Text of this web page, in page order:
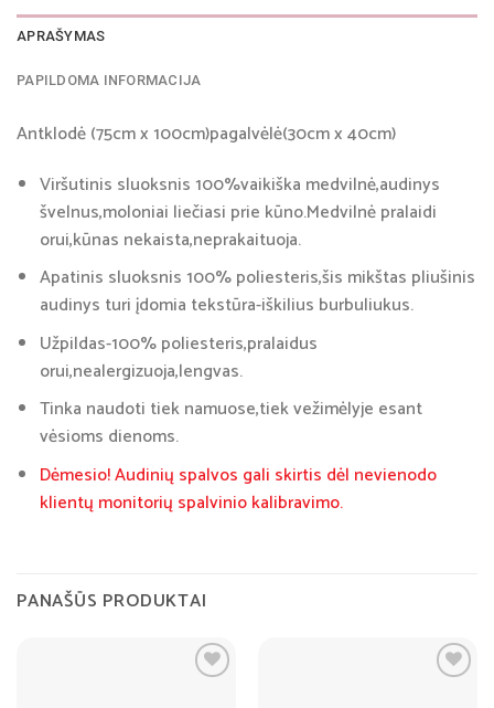
APRAŠYMAS
PAPILDOMA INFORMACIJA
Antklodė (75cm x 100cm)pagalvėlė(30cm x 40cm)
Viršutinis sluoksnis 100%vaikiška medvilnė,audinys
švelnus,moloniai liečiasi prie kūno.Medvilnė pralaidi
orui,kūnas nekaista,neprakaituoja.
Apatinis sluoksnis 100% poliesteris,šis mikštas pliušinis
audinys turi įdomia tekstūra-iškilius burbuliukus.
Užpildas-100% poliesteris,pralaidus
orui,nealergizuoja,lengvas.
Tinka naudoti tiek namuose,tiek vežimėlyje esant
vėsioms dienoms.
Dėmesio! Audinių spalvos gali skirtis dėl nevienodo
klientų monitorių spalvinio kalibravimo.
PANAŠŪS PRODUKTAI